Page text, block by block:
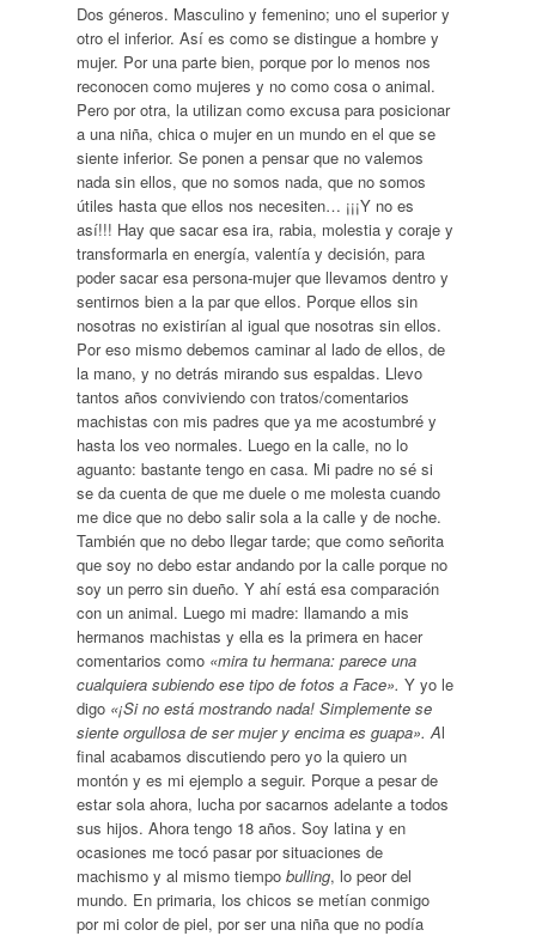
Dos géneros. Masculino y femenino; uno el superior y
otro el inferior. Así es como se distingue a hombre y
mujer. Por una parte bien, porque por lo menos nos
reconocen como mujeres y no como cosa o animal.
Pero por otra, la utilizan como excusa para posicionar
a una niña, chica o mujer en un mundo en el que se
siente inferior. Se ponen a pensar que no valemos
nada sin ellos, que no somos nada, que no somos
útiles hasta que ellos nos necesiten… ¡¡¡Y no es
así!!! Hay que sacar esa ira, rabia, molestia y coraje y
transformarla en energía, valentía y decisión, para
poder sacar esa persona-mujer que llevamos dentro y
sentirnos bien a la par que ellos. Porque ellos sin
nosotras no existirían al igual que nosotras sin ellos.
Por eso mismo debemos caminar al lado de ellos, de
la mano, y no detrás mirando sus espaldas. Llevo
tantos años conviviendo con tratos/comentarios
machistas con mis padres que ya me acostumbré y
hasta los veo normales. Luego en la calle, no lo
aguanto: bastante tengo en casa. Mi padre no sé si
se da cuenta de que me duele o me molesta cuando
me dice que no debo salir sola a la calle y de noche.
También que no debo llegar tarde; que como señorita
que soy no debo estar andando por la calle porque no
soy un perro sin dueño. Y ahí está esa comparación
con un animal. Luego mi madre: llamando a mis
hermanos machistas y ella es la primera en hacer
comentarios como «mira tu hermana: parece una
cualquiera subiendo ese tipo de fotos a Face». Y yo le
digo «¡Si no está mostrando nada! Simplemente se
siente orgullosa de ser mujer y encima es guapa». Al
final acabamos discutiendo pero yo la quiero un
montón y es mi ejemplo a seguir. Porque a pesar de
estar sola ahora, lucha por sacarnos adelante a todos
sus hijos. Ahora tengo 18 años. Soy latina y en
ocasiones me tocó pasar por situaciones de
machismo y al mismo tiempo bulling, lo peor del
mundo. En primaria, los chicos se metían conmigo
por mi color de piel, por ser una niña que no podía